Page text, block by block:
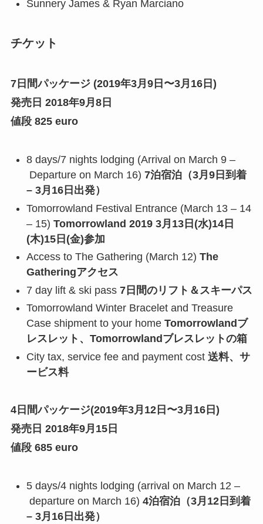
Sunnery James & Ryan Marciano
チケット
7日間パッケージ (2019年3月9日〜3月16日)
発売日 2018年9月8日
値段 825 euro
8 days/7 nights lodging (Arrival on March 9 –
Departure on March 16) 7泊宿泊（3月9日到着
– 3月16日出発）
Tomorrowland Festival Entrance (March 13 – 14
– 15) Tomorrowland 2019 3月13日(水)14日
(木)15日(金)参加
Access to The Gathering (March 12) The
Gatheringアクセス
7 day lift & ski pass 7日間のリフト＆スキーパス
Tomorrowland Winter Bracelet and Treasure
Case shipment to your home Tomorrowlandブ
レスレット、Tomorrowlandブレスレットの箱
City tax, service fee and payment cost 送料、サ
ービス料
4日間パッケージ(2019年3月12日〜3月16日)
発売日 2018年9月15日
値段 685 euro
5 days/4 nights lodging (arrival on March 12 –
departure on March 16) 4泊宿泊（3月12日到着
– 3月16日出発）